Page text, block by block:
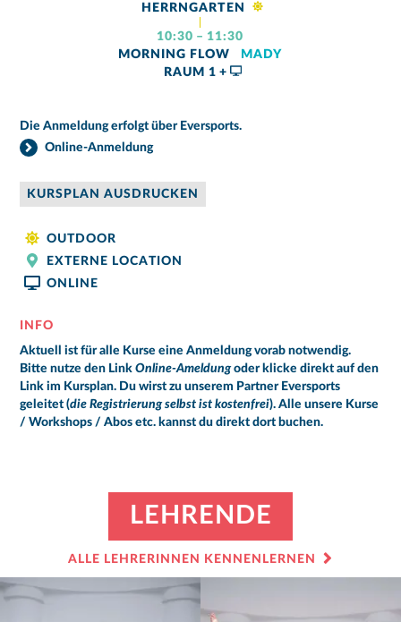
HERRNGARTEN
10:30 – 11:30
MORNING FLOW
MADY
RAUM 1 +
Die Anmeldung erfolgt über Eversports.
Online-Anmeldung
KURSPLAN AUSDRUCKEN
OUTDOOR
EXTERNE LOCATION
ONLINE
INFO
Aktuell ist für alle Kurse eine Anmeldung vorab notwendig.
Bitte nutze den LinkOnline-Ameldungoder klicke direkt auf den
Link im Kursplan. Du wirst zu unserem Partner Eversports
geleitet (die Registrierung selbst ist kostenfrei). Alle unsere Kurse
/ Workshops / Abos etc. kannst du direkt dort buchen.
LEHRENDE
ALLE LEHRERINNEN KENNENLERNEN